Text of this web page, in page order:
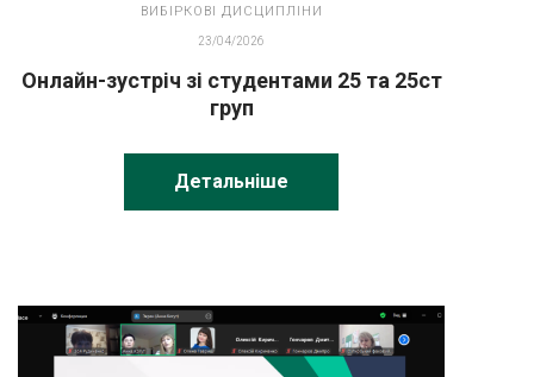
ВИБІРКОВІ ДИСЦИПЛІНИ
23/04/2026
Онлайн-зустріч зі студентами 25 та 25ст
груп
Детальніше